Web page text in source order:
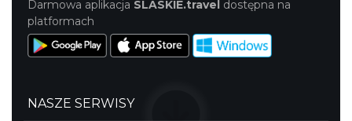
20.90 km
Darmowa aplikacja SLASKIE.travel dostępna na
platformach
NASZE SERWISY